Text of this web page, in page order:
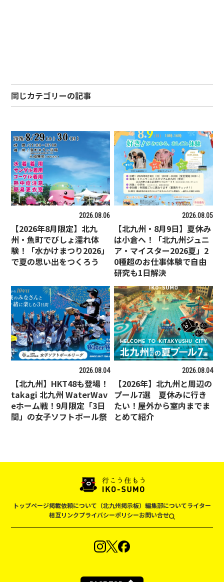
同じカテゴリーの記事
2026.08.06
【2026年8月限定】北九
州・魚町でびしょ濡れ体
験！「水かけまつり2026」
で夏の思い出をつくろう
2026.08.05
【北九州・8月9日】夏休み
は小倉へ！「北九州ジュニ
ア・マイスター2026夏」2
0種超のお仕事体験で自由
研究も1日解決
2026.08.04
【北九州】HKT48も登場！
takagi 北九州 WaterWav
eホーム戦！9月限定「3日
間」の女子ソフトボール祭
2026.08.04
【2026年】北九州と周辺の
プール7選 夏休みに行き
たい！屋外から室内までま
とめて紹介
トップページ掲載依頼について（北九州掲示板） 編集部についてライター
相互リンクプライバシーポリシーお問い合せ